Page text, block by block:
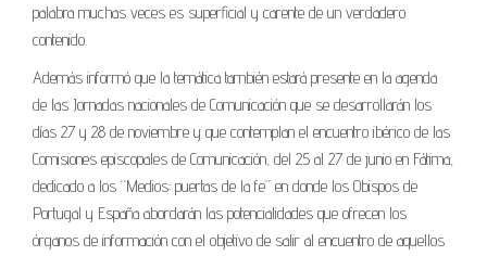
palabra muchas veces es superficial y carente de un verdadero
contenido.
Además informó que la temática también estará presente en la agenda
de las Jornadas nacionales de Comunicación que se desarrollarán los
días 27 y 28 de noviembre y que contemplan el encuentro ibérico de las
Comisiones episcopales de Comunicación, del 25 al 27 de junio en Fátima,
dedicado a los “Medios: puertas de la fe” en donde los Obispos de
Portugal y España abordarán las potencialidades que ofrecen los
órganos de información con el objetivo de salir al encuentro de aquellos